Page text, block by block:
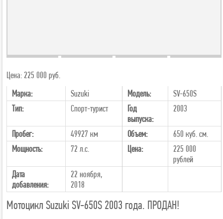
+30
Цена: 225 000 руб.
Марка:
Suzuki Модель:
SV-650S
Тип:
Спорт-турист
Год
выпуска:
2003
Пробег: 49927 км Объем:
650 куб. см.
Мощность:
72 л.с. Цена:
225 000
рублей
Дата
добавления:
22 ноября,
2018
Мотоцикл Suzuki SV-650S 2003 года. ПРОДАН!